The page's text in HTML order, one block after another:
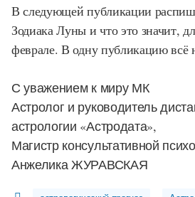
В следующей публикации
Зодиака Луны и что это значит,
феврале. В одну публикацию всё
С уважением к миру МК
Астролог и руководитель
астрологии «Астродата»,
Магистр консультативной
Анжелика ЖУРАВСКАЯ